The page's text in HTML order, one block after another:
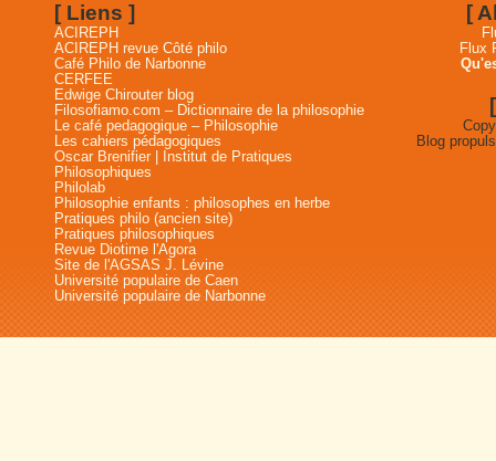
[ Liens ]
ACIREPH
ACIREPH revue Côté philo
Café Philo de Narbonne
CERFEE
Edwige Chirouter blog
Filosofiamo.com – Dictionnaire de la philosophie
Le café pedagogique – Philosophie
Les cahiers pédagogiques
Oscar Brenifier | Institut de Pratiques
Philosophiques
Philolab
Philosophie enfants : philosophes en herbe
Pratiques philo (ancien site)
Pratiques philosophiques
Revue Diotime l'Agora
Site de l'AGSAS J. Lévine
Université populaire de Caen
Université populaire de Narbonne
[
Flux
Blog